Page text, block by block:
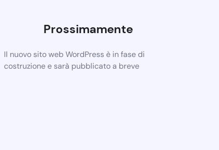
Prossimamente
Il nuovo sito web WordPress è in fase di
costruzione e sarà pubblicato a breve